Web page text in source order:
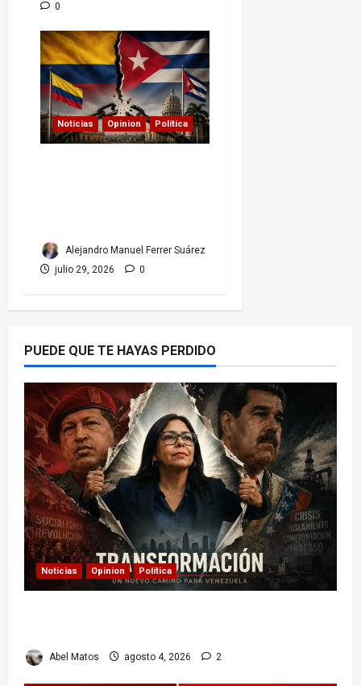
0
Noticias Opinion Política
Alejandro Manuel Ferrer Suárez
julio 29, 2026
0
PUEDE QUE TE HAYAS PERDIDO
Noticias Opinion Política
Abel Matos agosto 4, 2026 2